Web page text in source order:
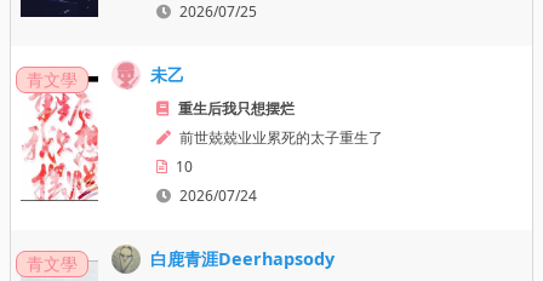
2026/07/25
青文學 未乙
重生后我只想摆烂
前世兢兢业业累死的太子重生了
10
2026/07/24
青文學 白鹿青涯Deerhapsody